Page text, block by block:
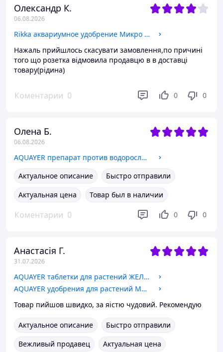
Олександр К.
06.08.2026
Rikka аквариумное удобрение Микро 500 мл
Нажаль прийшлось скасувати замовлення,по причині
того що розетка відмовила продавцю в в доставці
товару(рідина)
Коментарии 0 0 0
Олена Б.
06.08.2026
AQUAYER препарат против водорослей Альгицид+СО2 60мл
Актуальное описание
Быстро отправили
Актуальная цена
Товар был в наличии
Коментарии 0 0 0
Анастасія Г.
31.07.2026
AQUAYER таблетки для растений ЖЕЛЕЗО+ 30 шт
AQUAYER удобрения для растений МАКРО+ 60мл
Товар пийшов швидко, за яістю чудовий. Рекомендую
Актуальное описание
Быстро отправили
Вежливый продавец
Актуальная цена